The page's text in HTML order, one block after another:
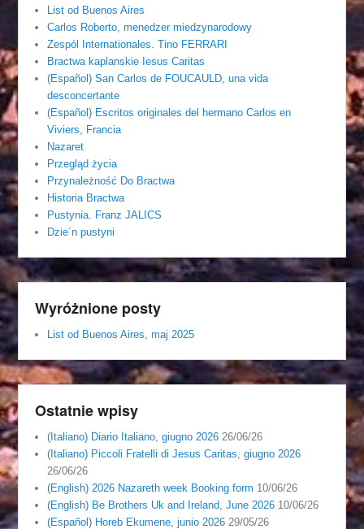
List od Buenos Aires
Carlos Roberto, menedzer miedzynarodowy
Zespól Internationales. Tino FERRARI
Bractwa kaplanskie Iesus Caritas
(Español) San Carlos de FOUCAULD, una vida
desconcertante
(Español) Escritos originales del hermano Carlos en
Viviers, Francia
Nazaret
Przegląd życia
Przynależność Do Bractwa
Historia Bractwa
Pustynia. Franz JALICS
Dzie´n pustyni
Wyróżnione posty
List od Buenos Aires, maj 2025
Ostatnie wpisy
(Italiano) Diario Italiano, giugno 2026 26/06/26
(Italiano) Piccoli Fratelli di Jesus Caritas, giugno 2026
26/06/26
(English) 2026 Nazareth week Booking form 10/06/26
(English) Be Brothers Uk and Ireland, June 2026 10/06/26
(Español) Horeb Ekumene, junio 2026 29/05/26